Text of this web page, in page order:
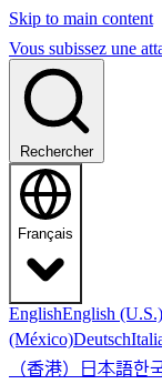
Skip to main content
Vous subissez une
Rechercher
Français
EnglishEnglish (U.S.)
(México)Deutsch
（香港） 日本語한